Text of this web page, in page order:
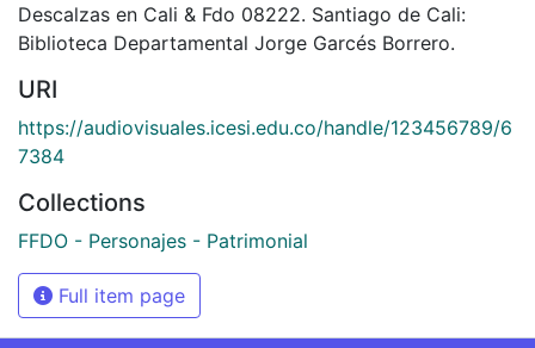
Descalzas en Cali & Fdo 08222. Santiago de Cali:
Biblioteca Departamental Jorge Garcés Borrero.
URI
https://audiovisuales.icesi.edu.co/handle/123456789/6
7384
Collections
FFDO - Personajes - Patrimonial
Full item page